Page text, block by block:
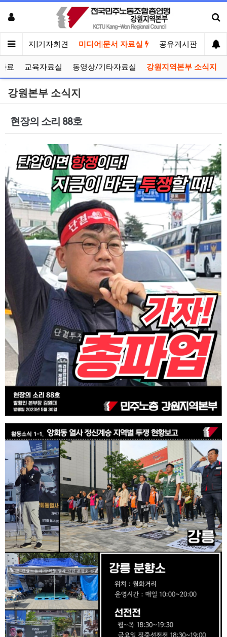
인 공지|기자회견 미디어|문서 자료실 공유게시판 선
료 교육자료실 동영상/기타자료실 강원지역본부 소식지
강원본부 소식지
현장의 소리 88호